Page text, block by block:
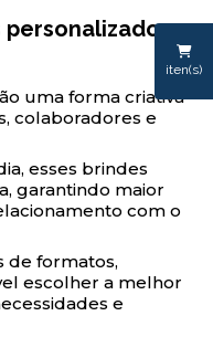
iten(s)
personalizados
uma forma criativa
colaboradores e
esses brindes
garantindo maior
com o
de formatos,
escolher a melhor
e